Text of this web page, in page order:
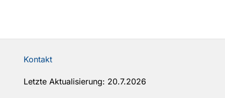
Kontakt
Letzte Aktualisierung: 20.7.2026